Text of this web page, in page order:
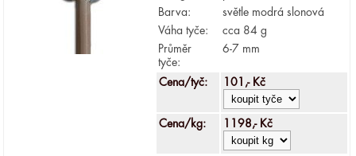
Barva:
světle modrá slonová
Váha tyče:
cca 84 g
Průměr
tyče:
6-7 mm
Cena/tyč: 101,- Kč
Cena/kg: 1198,- Kč